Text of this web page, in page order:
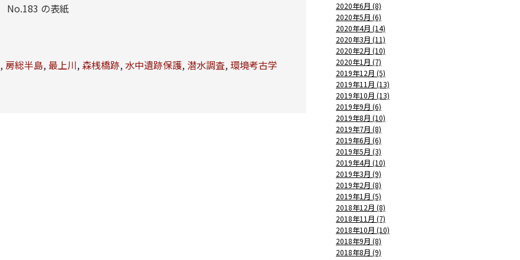
No.183 の表紙
, 房総半島, 最上川, 森桟橋跡, 水中遺跡保護, 潜水調査, 環境考古学
2020年6月 (8)
2020年5月 (6)
2020年4月 (14)
2020年3月 (11)
2020年2月 (10)
2020年1月 (7)
2019年12月 (5)
2019年11月 (13)
2019年10月 (13)
2019年9月 (6)
2019年8月 (10)
2019年7月 (8)
2019年6月 (6)
2019年5月 (3)
2019年4月 (10)
2019年3月 (9)
2019年2月 (8)
2019年1月 (5)
2018年12月 (8)
2018年11月 (7)
2018年10月 (10)
2018年9月 (8)
2018年8月 (9)